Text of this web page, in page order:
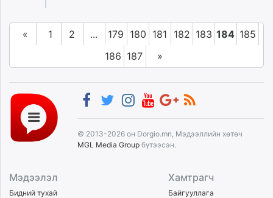
« 1 2 ... 179 180 181 182 183 184 185
186 187 »
© 2013-2026 он Dorgio.mn, Мэдээллийн хөтөч
MGL Media Group бүтээсэн.
Мэдээлэл
Бидний тухай
Хамтрагч
Байгууллага